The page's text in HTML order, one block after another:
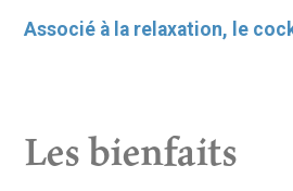
Associé à la relaxation, le
Les bienfaits